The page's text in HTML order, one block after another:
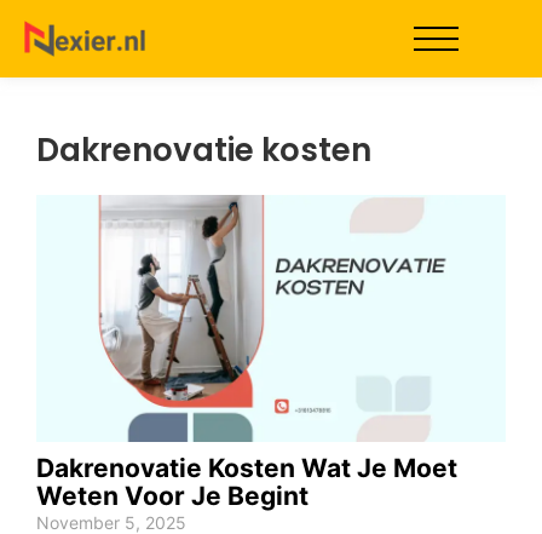
Dakrenovatie kosten
Dakrenovatie Kosten Wat Je Moet
Weten Voor Je Begint
November 5, 2025